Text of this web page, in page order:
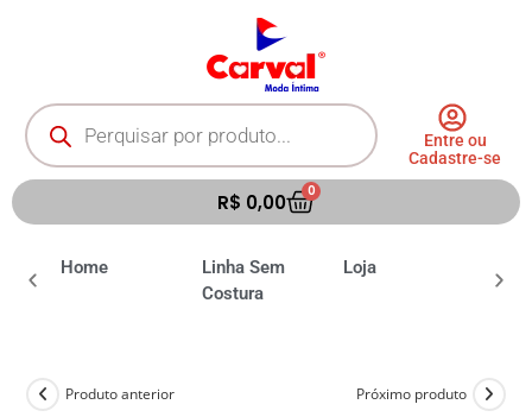
Entre ou
Cadastre-se
R$ 0,00 0
Home
Linha Sem
Costura
Loja
Produto anterior Próximo produto